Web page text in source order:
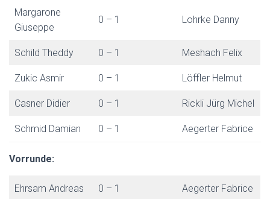
Margarone
Giuseppe
0 – 1 Lohrke Danny
Schild Theddy 0 – 1 Meshach Felix
Zukic Asmir 0 – 1 Löffler Helmut
Casner Didier 0 – 1 Rickli Jürg Michel
Schmid Damian 0 – 1 Aegerter Fabrice
Vorrunde:
Ehrsam Andreas 0 – 1 Aegerter Fabrice